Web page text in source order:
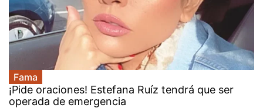
Fama
¡Pide oraciones! Estefana Ruíz tendrá que ser
operada de emergencia